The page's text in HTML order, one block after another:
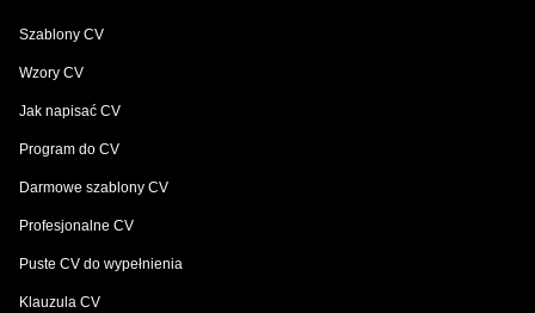
Szablony CV
Wzory CV
Jak napisać CV
Program do CV
Darmowe szablony CV
Profesjonalne CV
Puste CV do wypełnienia
Klauzula CV